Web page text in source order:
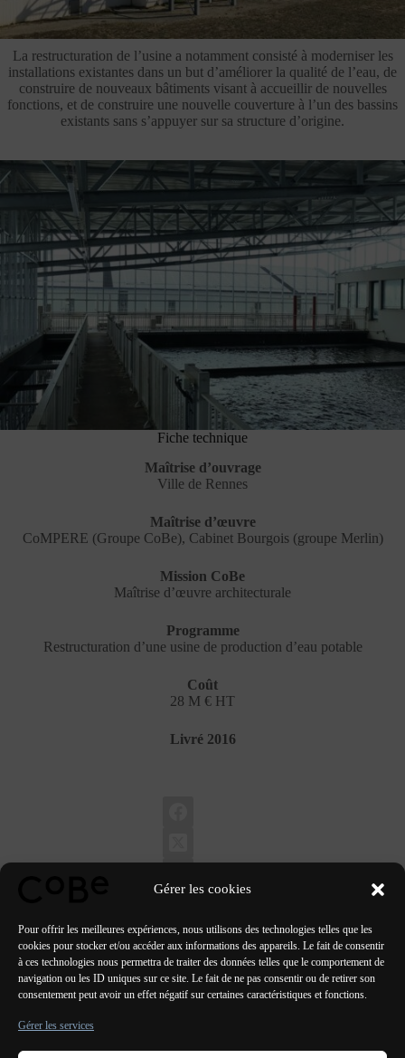
Gérer les cookies
Pour offrir les meilleures expériences, nous utilisons des technologies telles que les
cookies pour stocker et/ou accéder aux informations des appareils. Le fait de consentir
à ces technologies nous permettra de traiter des données telles que le comportement de
navigation ou les ID uniques sur ce site. Le fait de ne pas consentir ou de retirer son
consentement peut avoir un effet négatif sur certaines caractéristiques et fonctions.
Gérer les services
La restructuration de l’usine a notamment consisté à moderniser les
installations existantes dans un but d’améliorer la qualité de l’eau, de
construire de nouveaux bâtiments visant à accueillir de nouvelles
fonctions, et de construire une nouvelle couverture à l’un des bassins
existants sans s’appuyer sur sa structure d’origine.
Fiche technique
Maîtrise d’ouvrage
Ville de Rennes
Maîtrise d’œuvre
CoMPERE (Groupe CoBe), Cabinet Bourgois (groupe Merlin)
Mission CoBe
Maîtrise d’œuvre architecturale
Programme
Restructuration d’une usine de production d’eau potable
Coût
28 M € HT
Livré 2016
PRÉCÉDENT SUIVANT